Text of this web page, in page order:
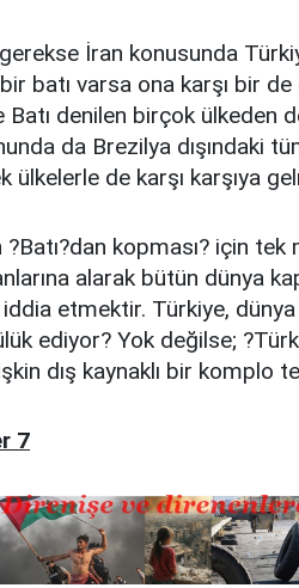
İran konusunda
batı varsa ona karşı bir
denilen birçok ülkeden
da Brezilya dışındaki
ülkelerle de karşı karşıya
kopması? için tek
alarak bütün dünya
etmektir. Türkiye,
ediyor? Yok değilse;
dış kaynaklı bir komplo
7